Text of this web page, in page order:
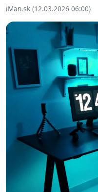
iMan.sk (12.03.2026 06:00)